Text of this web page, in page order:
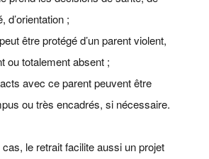
d’orientation ;
être protégé d’un parent violent,
ou totalement absent ;
avec ce parent peuvent être
ou très encadrés, si nécessaire.
le retrait facilite aussi un projet